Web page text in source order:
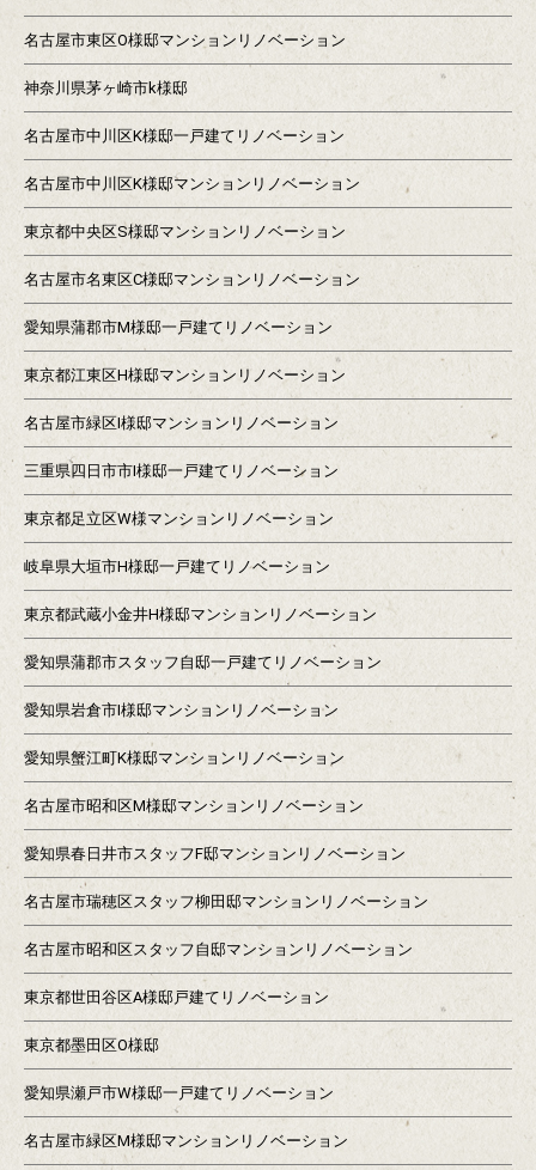
名古屋市東区O様邸マンションリノベーション
神奈川県茅ヶ崎市k様邸
名古屋市中川区K様邸一戸建てリノベーション
名古屋市中川区K様邸マンションリノベーション
東京都中央区S様邸マンションリノベーション
名古屋市名東区C様邸マンションリノベーション
愛知県蒲郡市M様邸一戸建てリノベーション
東京都江東区H様邸マンションリノベーション
名古屋市緑区I様邸マンションリノベーション
三重県四日市市I様邸一戸建てリノベーション
東京都足立区W様マンションリノベーション
岐阜県大垣市H様邸一戸建てリノベーション
東京都武蔵小金井H様邸マンションリノベーション
愛知県蒲郡市スタッフ自邸一戸建てリノベーション
愛知県岩倉市I様邸マンションリノベーション
愛知県蟹江町K様邸マンションリノベーション
名古屋市昭和区M様邸マンションリノベーション
愛知県春日井市スタッフF邸マンションリノベーション
名古屋市瑞穂区スタッフ柳田邸マンションリノベーション
名古屋市昭和区スタッフ自邸マンションリノベーション
東京都世田谷区A様邸戸建てリノベーション
東京都墨田区O様邸
愛知県瀬戸市W様邸一戸建てリノベーション
名古屋市緑区M様邸マンションリノベーション